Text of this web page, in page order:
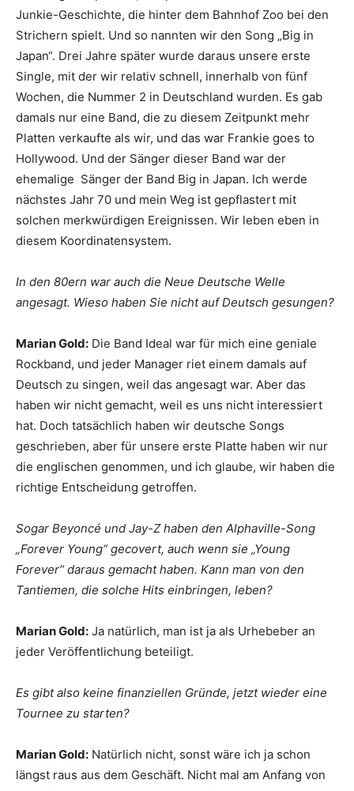
Junkie-Geschichte, die hinter dem Bahnhof Zoo bei den
Strichern spielt. Und so nannten wir den Song „Big in
Japan“. Drei Jahre später wurde daraus unsere erste
Single, mit der wir relativ schnell, innerhalb von fünf
Wochen, die Nummer 2 in Deutschland wurden. Es gab
damals nur eine Band, die zu diesem Zeitpunkt mehr
Platten verkaufte als wir, und das war Frankie goes to
Hollywood. Und der Sänger dieser Band war der
ehemalige Sänger der Band Big in Japan. Ich werde
nächstes Jahr 70 und mein Weg ist gepflastert mit
solchen merkwürdigen Ereignissen. Wir leben eben in
diesem Koordinatensystem.
In den 80ern war auch die Neue Deutsche Welle
angesagt. Wieso haben Sie nicht auf Deutsch gesungen?
Marian Gold: Die Band Ideal war für mich eine geniale
Rockband, und jeder Manager riet einem damals auf
Deutsch zu singen, weil das angesagt war. Aber das
haben wir nicht gemacht, weil es uns nicht interessiert
hat. Doch tatsächlich haben wir deutsche Songs
geschrieben, aber für unsere erste Platte haben wir nur
die englischen genommen, und ich glaube, wir haben die
richtige Entscheidung getroffen.
Sogar Beyoncé und Jay-Z haben den Alphaville-Song
„Forever Young“ gecovert, auch wenn sie „Young
Forever“ daraus gemacht haben. Kann man von den
Tantiemen, die solche Hits einbringen, leben?
Marian Gold: Ja natürlich, man ist ja als Urhebeber an
jeder Veröffentlichung beteiligt.
Es gibt also keine finanziellen Gründe, jetzt wieder eine
Tournee zu starten?
Marian Gold: Natürlich nicht, sonst wäre ich ja schon
längst raus aus dem Geschäft. Nicht mal am Anfang von